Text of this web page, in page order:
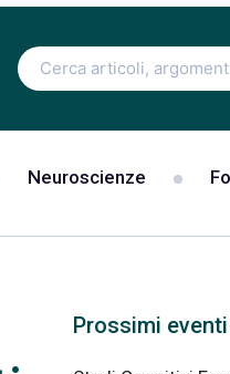
Ricerca
per:
Neuroscienze
Prossimi eventi